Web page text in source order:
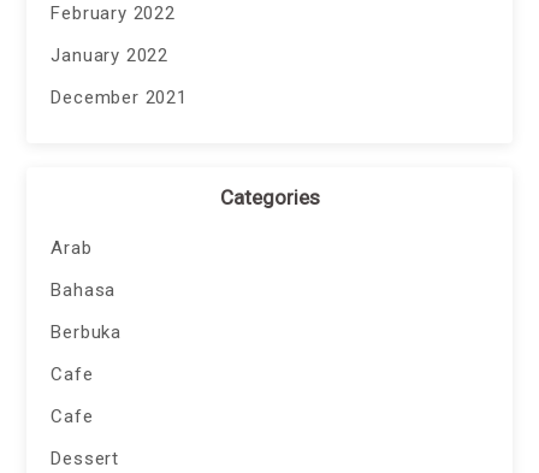
February 2022
January 2022
December 2021
Categories
Arab
Bahasa
Berbuka
Cafe
Cafe
Dessert